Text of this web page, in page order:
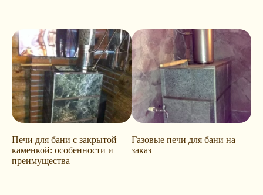
Печи для бани с закрытой
каменкой: особенности и
преимущества
Газовые печи для бани на
заказ